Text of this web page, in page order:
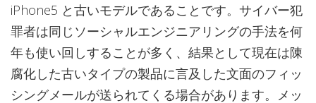
iPhone5 と古いモデルであることです。サイバー犯
罪者は同じソーシャルエンジニアリングの手法を何
年も使い回しすることが多く、結果として現在は陳
腐化した古いタイプの製品に言及した文面のフィッ
シングメールが送られてくる場合があります。メッ